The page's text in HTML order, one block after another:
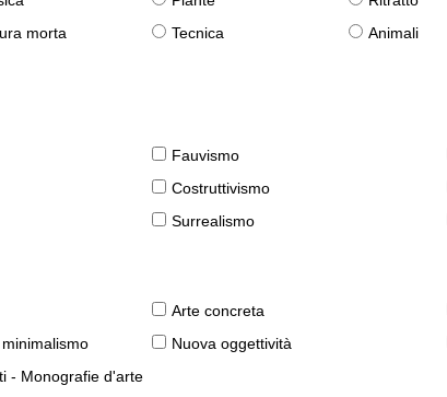
morta Tecnica Animali
Fauvismo
Costruttivismo
Surrealismo
Arte concreta
Nuova oggettività
- Monografie d'arte